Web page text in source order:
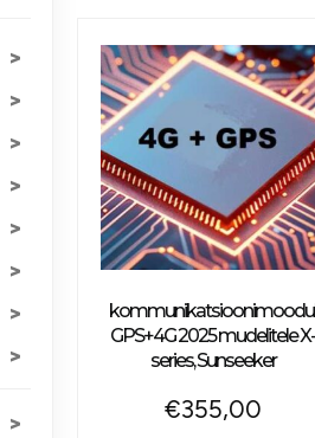
>
>
>
>
>
>
>
>
>
GPS+4G 2025 mudelitele X-
series, Sunseeker
€355,00